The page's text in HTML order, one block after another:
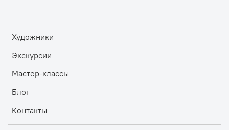
Художники
Экскурсии
Мастер-классы
Блог
Контакты